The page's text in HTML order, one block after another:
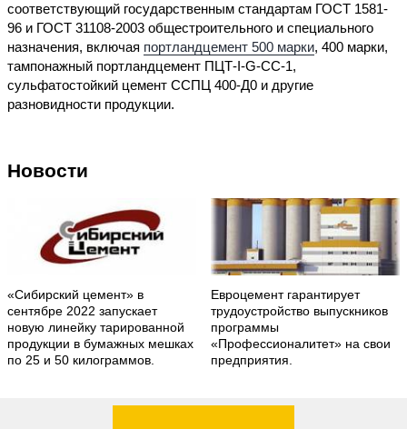
соответствующий государственным стандартам ГОСТ 1581-
96 и ГОСТ 31108-2003 общестроительного и специального
назначения, включая портландцемент 500 марки, 400 марки,
тампонажный портландцемент ПЦТ-I-G-CC-1,
сульфатостойкий цемент ССПЦ 400-Д0 и другие
разновидности продукции.
Новости
«Сибирский цемент» в
сентябре 2022 запускает
новую линейку тарированной
продукции в бумажных мешках
по 25 и 50 килограммов.
Евроцемент гарантирует
трудоустройство выпускников
программы
«Профессионалитет» на свои
предприятия.